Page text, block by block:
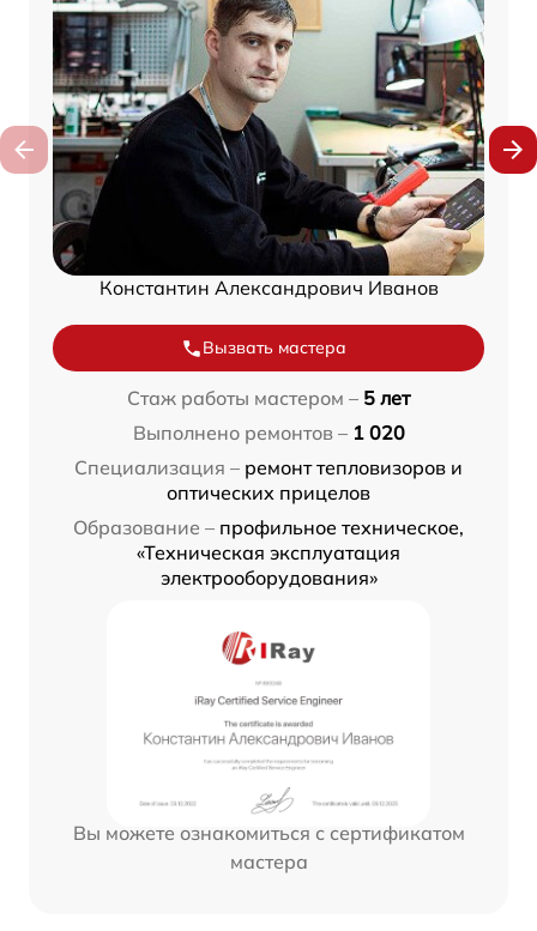
Константин Александрович Иванов
Вызвать мастера
Стаж работы мастером – 5 лет
Выполнено ремонтов – 1 020
Специализация – ремонт тепловизоров и
оптических прицелов
Образование – профильное техническое,
«Техническая эксплуатация
электрооборудования»
Вы можете ознакомиться с сертификатом
мастера